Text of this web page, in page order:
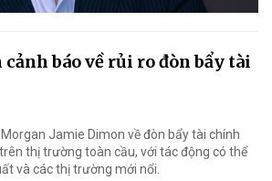
cảnh báo về rủi ro đòn bẩy tài
Jamie Dimon về đòn bẩy tài chính
thị trường toàn cầu, với tác động có thể
và các thị trường mới nổi.